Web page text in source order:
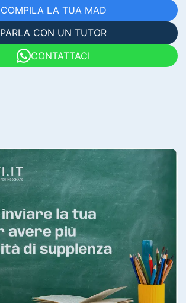
COMPILA LA TUA MAD
PARLA CON UN TUTOR
CONTATTACI